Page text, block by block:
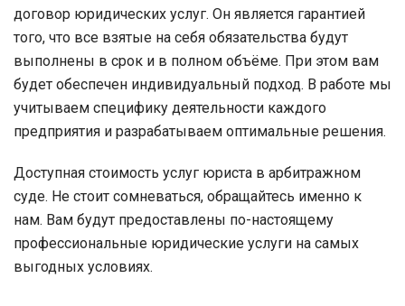
договор юридических услуг. Он является гарантией
того, что все взятые на себя обязательства будут
выполнены в срок и в полном объёме. При этом вам
будет обеспечен индивидуальный подход. В работе мы
учитываем специфику деятельности каждого
предприятия и разрабатываем оптимальные решения.
Доступная стоимость услуг юриста в арбитражном
суде. Не стоит сомневаться, обращайтесь именно к
нам. Вам будут предоставлены по-настоящему
профессиональные юридические услуги на самых
выгодных условиях.